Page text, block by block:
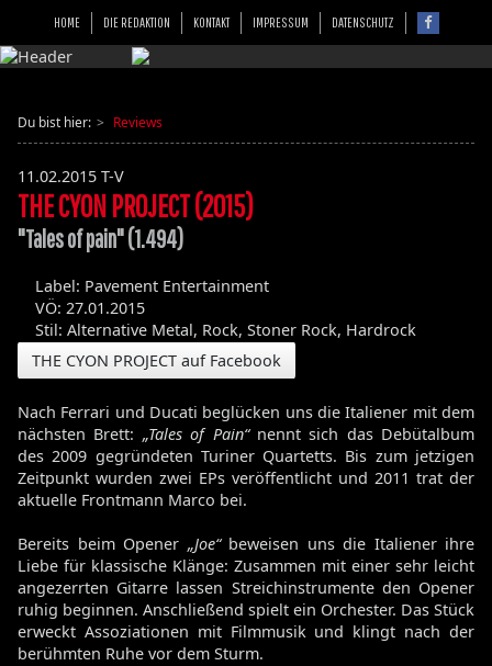
HOME DIE REDAKTION KONTAKT IMPRESSUM DATENSCHUTZ
Du bist hier: Reviews
11.02.2015 T-V
THE CYON PROJECT (2015)
"Tales of pain" (1.494)
Label: Pavement Entertainment
VÖ: 27.01.2015
Stil: Alternative Metal, Rock, Stoner Rock, Hardrock
THE CYON PROJECT auf Facebook
Nach Ferrari und Ducati beglücken uns die Italiener mit dem
nächsten Brett: „Tales of Pain“ nennt sich das Debütalbum
des 2009 gegründeten Turiner Quartetts. Bis zum jetzigen
Zeitpunkt wurden zwei EPs veröffentlicht und 2011 trat der
aktuelle Frontmann Marco bei.
Bereits beim Opener „Joe“beweisen uns die Italiener ihre
Liebe für klassische Klänge: Zusammen mit einer sehr leicht
angezerrten Gitarre lassen Streichinstrumente den Opener
ruhig beginnen. Anschließend spielt ein Orchester. Das Stück
erweckt Assoziationen mit Filmmusik und klingt nach der
berühmten Ruhe vor dem Sturm.